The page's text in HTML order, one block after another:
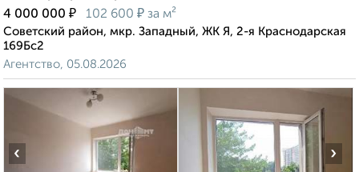
4 000 000 ₽ 102 600 ₽ за м²
Советский район, мкр. Западный, ЖК Я, 2-я Краснодарская
169Бс2
Агентство, 05.08.2026
‹ ›